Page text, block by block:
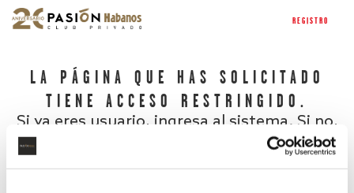
REGISTRO
LA PÁGINA QUE HAS SOLICITADO
TIENE ACCESO RESTRINGIDO.
Si ya eres usuario, ingresa al sistema. Si no,